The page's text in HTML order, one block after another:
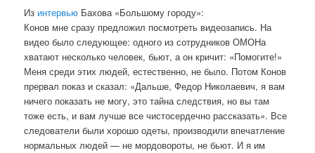
Из интервью Бахова «Большому городу»:
Конов мне сразу предложил посмотреть видеозапись. На
видео было следующее: одного из сотрудников ОМОНа
хватают несколько человек, бьют, а он кричит: «Помогите!»
Меня среди этих людей, естественно, не было. Потом Конов
прервал показ и сказал: «Дальше, Федор Николаевич, я вам
ничего показать не могу, это тайна следствия, но вы там
тоже есть, и вам лучше все чистосердечно рассказать». Все
следователи были хорошо одеты, производили впечатление
нормальных людей — не мордовороты, не бьют. И я им